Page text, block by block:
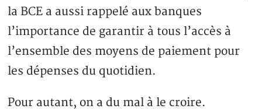
la BCE a aussi rappelé aux banques
l’importance de garantir à tous l’accès à
l’ensemble des moyens de paiement pour
les dépenses du quotidien.
Pour autant, on a du mal à le croire.